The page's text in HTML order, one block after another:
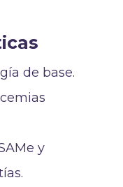
de base.
y